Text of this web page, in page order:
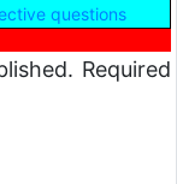
questions
Required